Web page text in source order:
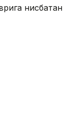
нисбатан